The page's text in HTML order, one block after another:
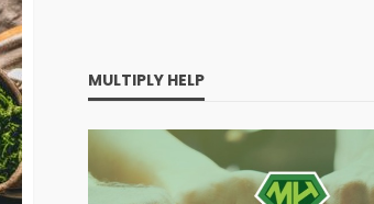
MULTIPLY HELP